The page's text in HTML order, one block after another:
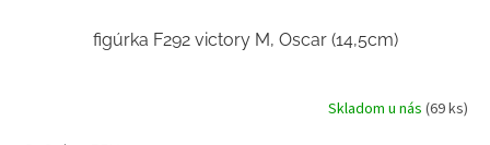
figúrka F292 victory M, Oscar (14,5cm)
Skladom u nás (69 ks)